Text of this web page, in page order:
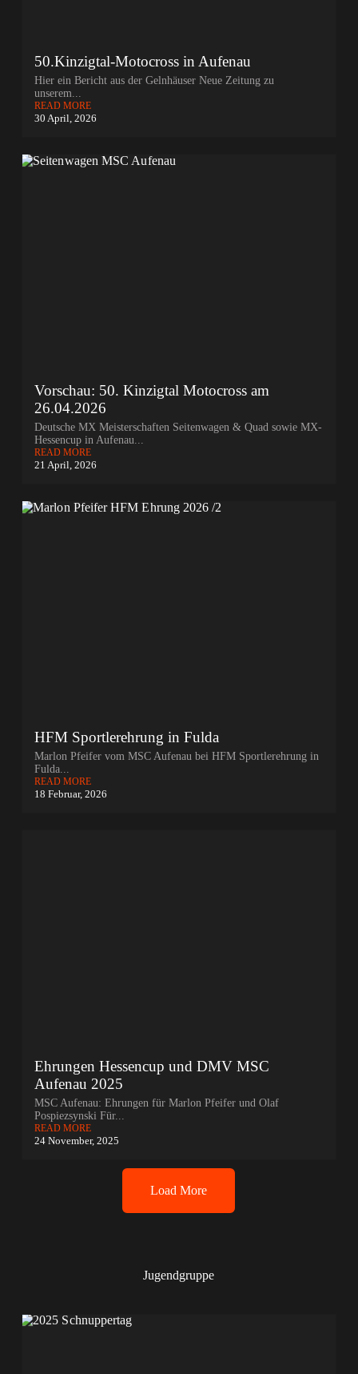
50.Kinzigtal-Motocross in Aufenau
Hier ein Bericht aus der Gelnhäuser Neue Zeitung zu
unserem...
READ MORE
30 April, 2026
Vorschau: 50. Kinzigtal Motocross am
26.04.2026
Deutsche MX Meisterschaften Seitenwagen & Quad sowie MX-
Hessencup in Aufenau...
READ MORE
21 April, 2026
HFM Sportlerehrung in Fulda
Marlon Pfeifer vom MSC Aufenau bei HFM Sportlerehrung in
Fulda...
READ MORE
18 Februar, 2026
Ehrungen Hessencup und DMV MSC
Aufenau 2025
MSC Aufenau: Ehrungen für Marlon Pfeifer und Olaf
Pospiezsynski Für...
READ MORE
24 November, 2025
Load More
Jugendgruppe